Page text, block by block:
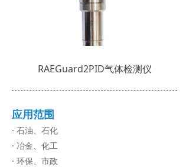
空气治理设备
室内
넸 室外
RAEGuard2PID气体检测仪
应用范围
· 石油、石化
· 冶金、化工
· 环保、市政